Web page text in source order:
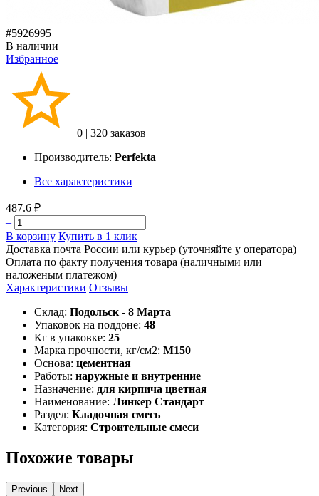
#5926995
В наличии
Избранное
0 | 320 заказов
Производитель: Perfekta
Все характеристики
487.6 ₽
–
+
В корзину Купить в 1 клик
Доставка почта России или курьер (уточняйте у оператора)
Оплата по факту получения товара (наличными или
наложеным платежом)
Характеристики Отзывы
Склад: Подольск - 8 Марта
Упаковок на поддоне: 48
Кг в упаковке: 25
Марка прочности, кг/см2: М150
Основа: цементная
Работы: наружные и внутренние
Назначение: для кирпича цветная
Наименование: Линкер Стандарт
Раздел: Кладочная смесь
Категория: Строительные смеси
Похожие товары
Previous Next